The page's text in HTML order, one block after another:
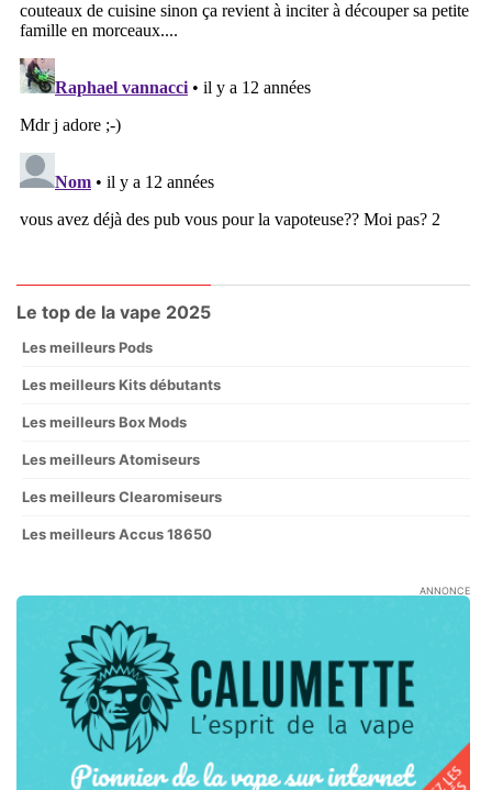
Le top de la vape 2025
Les meilleurs Pods
Les meilleurs Kits débutants
Les meilleurs Box Mods
Les meilleurs Atomiseurs
Les meilleurs Clearomiseurs
Les meilleurs Accus 18650
ANNONCE